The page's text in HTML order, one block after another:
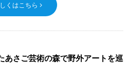
くはこちら
あさご芸術の森で野外アートを巡